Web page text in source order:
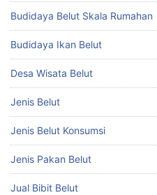
Budidaya Belut Skala Rumahan
Budidaya Ikan Belut
Desa Wisata Belut
Jenis Belut
Jenis Belut Konsumsi
Jenis Pakan Belut
Jual Bibit Belut